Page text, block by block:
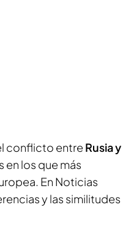
conflicto entre Rusia y
en los que más
En Noticias
y las similitudes